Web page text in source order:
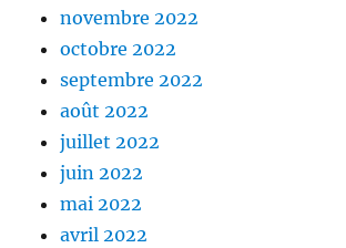
novembre 2022
octobre 2022
septembre 2022
août 2022
juillet 2022
juin 2022
mai 2022
avril 2022